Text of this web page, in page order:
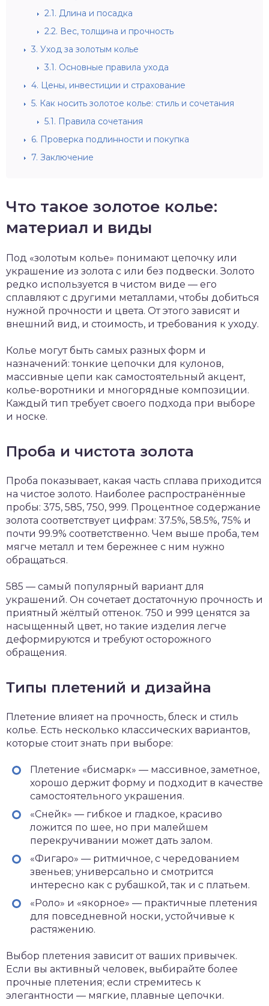
2.1. Длина и посадка
2.2. Вес, толщина и прочность
3. Уход за золотым колье
3.1. Основные правила ухода
4. Цены, инвестиции и страхование
5. Как носить золотое колье: стиль и сочетания
5.1. Правила сочетания
6. Проверка подлинности и покупка
7. Заключение
Что такое золотое колье:
материал и виды
Под «золотым колье» понимают цепочку или
украшение из золота с или без подвески. Золото
редко используется в чистом виде — его
сплавляют с другими металлами, чтобы добиться
нужной прочности и цвета. От этого зависят и
внешний вид, и стоимость, и требования к уходу.
Колье могут быть самых разных форм и
назначений: тонкие цепочки для кулонов,
массивные цепи как самостоятельный акцент,
колье-воротники и многорядные композиции.
Каждый тип требует своего подхода при выборе
и носке.
Проба и чистота золота
Проба показывает, какая часть сплава приходится
на чистое золото. Наиболее распространённые
пробы: 375, 585, 750, 999. Процентное содержание
золота соответствует цифрам: 37.5%, 58.5%, 75% и
почти 99.9% соответственно. Чем выше проба, тем
мягче металл и тем бережнее с ним нужно
обращаться.
585 — самый популярный вариант для
украшений. Он сочетает достаточную прочность и
приятный жёлтый оттенок. 750 и 999 ценятся за
насыщенный цвет, но такие изделия легче
деформируются и требуют осторожного
обращения.
Типы плетений и дизайна
Плетение влияет на прочность, блеск и стиль
колье. Есть несколько классических вариантов,
которые стоит знать при выборе:
Плетение «бисмарк» — массивное, заметное,
хорошо держит форму и подходит в качестве
самостоятельного украшения.
«Снейк» — гибкое и гладкое, красиво
ложится по шее, но при малейшем
перекручивании может дать залом.
«Фигаро» — ритмичное, с чередованием
звеньев; универсально и смотрится
интересно как с рубашкой, так и с платьем.
«Роло» и «якорное» — практичные плетения
для повседневной носки, устойчивые к
растяжению.
Выбор плетения зависит от ваших привычек.
Если вы активный человек, выбирайте более
прочные плетения; если стремитесь к
элегантности — мягкие, плавные цепочки.